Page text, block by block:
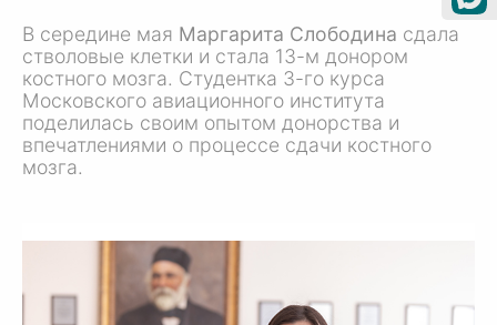
В середине мая Маргарита Слободина сдала
стволовые клетки и стала 13-м донором
костного мозга. Студентка 3-го курса
Московского авиационного института
поделилась своим опытом донорства и
впечатлениями о процессе сдачи костного
мозга.